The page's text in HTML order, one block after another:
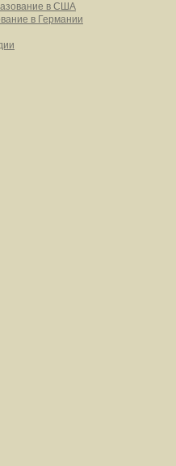
в США
в Германии